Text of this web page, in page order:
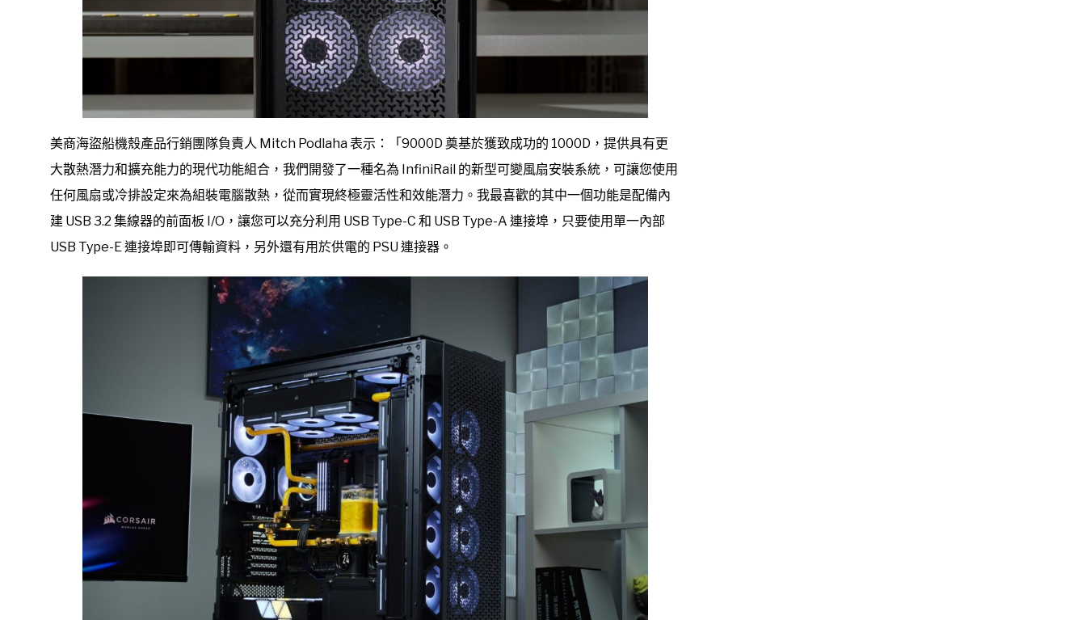
美商海盜船機殼產品行銷團隊負責人 Mitch Podlaha 表示：「9000D 奠基於獲致成功的 1000D，提供具有更
大散熱潛力和擴充能力的現代功能組合，我們開發了一種名為 InfiniRail 的新型可變風扇安裝系統，可讓您使用
任何風扇或冷排設定來為組裝電腦散熱，從而實現終極靈活性和效能潛力。我最喜歡的其中一個功能是配備內
建 USB 3.2 集線器的前面板 I/O，讓您可以充分利用 USB Type-C 和 USB Type-A 連接埠，只要使用單一內部
USB Type-E 連接埠即可傳輸資料，另外還有用於供電的 PSU 連接器。